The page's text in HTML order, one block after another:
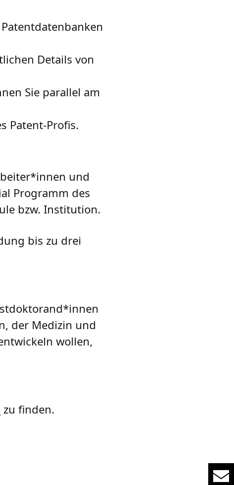
Details von
Sie parallel am
Patent-Profis.
und
Programm des
bzw. Institution.
bis zu drei
der Medizin und
wollen,
zu finden.